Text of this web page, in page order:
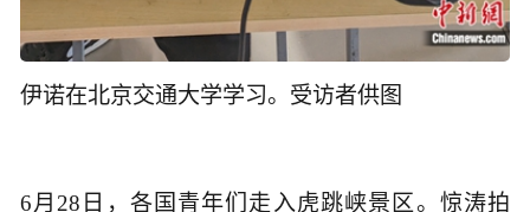
伊诺在北京交通大学学习。受访者供图
6月28日，各国青年们走入虎跳峡景区。惊涛拍